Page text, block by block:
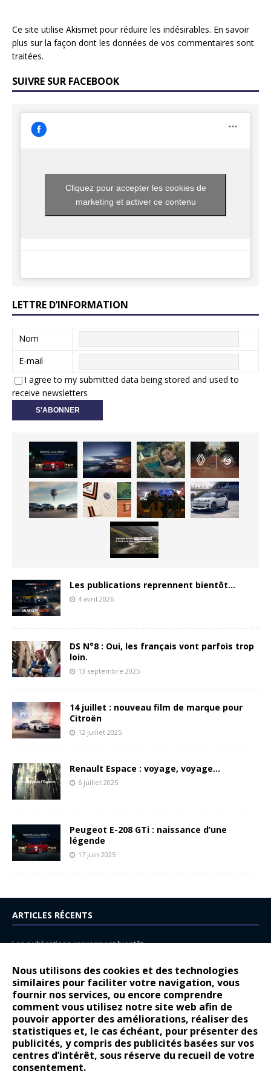
Nous utilisons des cookies et des technologies
similaires pour faciliter votre navigation, vous
fournir nos services, ou encore comprendre
comment vous utilisez notre site web afin de
pouvoir apporter des améliorations, réaliser des
statistiques et, le cas échéant, pour présenter des
publicités, y compris des publicités basées sur vos
centres d’intérêt, sous réserve du recueil de votre
consentement.
Ce site utilise Akismet pour réduire les indésirables. En savoir
plus sur la façon dont les données de vos commentaires sont
traitées.
SUIVRE SUR FACEBOOK
Cliquez pour accepter les cookies de
marketing et activer ce contenu
LETTRE D’INFORMATION
Nom
E-mail
I agree to my submitted data being stored and used to
receive newsletters
Les publications reprennent bientôt…
4 avril 2026
DS N°8 : Oui, les français vont parfois trop
loin.
13 septembre 2025
14 juillet : nouveau film de marque pour
Citroën
12 juillet 2025
Renault Espace : voyage, voyage…
6 juillet 2025
Peugeot E-208 GTi : naissance d’une
légende
17 juin 2025
ARTICLES RÉCENTS
Les publications reprennent bientôt…
14 juillet : nouveau film de marque pour Citroën
Renault Espace : voyage, voyage…
Peugeot E-208 GTi : naissance d’une légende
COMMENTAIRES RÉCENTS